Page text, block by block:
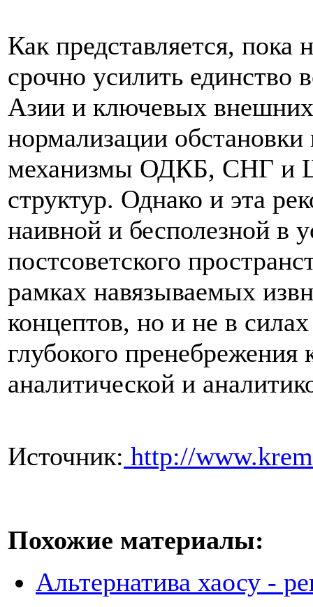
Как представляется,
срочно усилить единство
Азии и ключевых
нормализации обстановки
механизмы ОДКБ, СНГ и
структур. Однако и эта
наивной и бесполезной в
постсоветского
рамках навязываемых
концептов, но и не в
глубокого
аналитической и
Источник: http://
Похожие материалы:
Альтернатива хаосу -